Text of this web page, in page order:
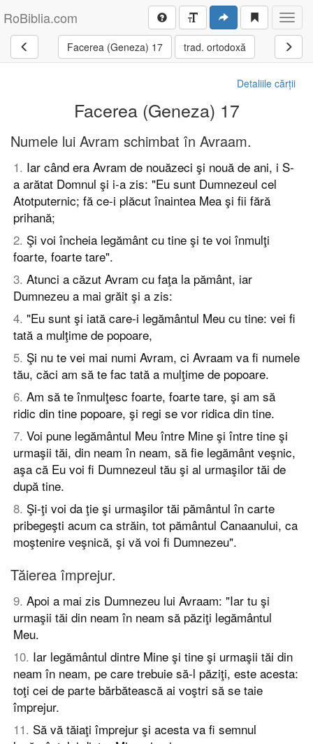
RoBiblia.com
Facerea (Geneza) 17 trad. ortodoxă
Detaliile cărții
Facerea (Geneza) 17
Numele lui Avram schimbat în Avraam.
1. Iar când era Avram de nouăzeci şi nouă de ani, i S-
a arătat Domnul şi i-a zis: "Eu sunt Dumnezeul cel
Atotputernic; fă ce-i plăcut înaintea Mea şi fii fără
prihană;
2. Şi voi încheia legământ cu tine şi te voi înmulţi
foarte, foarte tare".
3. Atunci a căzut Avram cu faţa la pământ, iar
Dumnezeu a mai grăit şi a zis:
4. "Eu sunt şi iată care-i legământul Meu cu tine: vei fi
tată a mulţime de popoare,
5. Şi nu te vei mai numi Avram, ci Avraam va fi numele
tău, căci am să te fac tată a mulţime de popoare.
6. Am să te înmulţesc foarte, foarte tare, şi am să
ridic din tine popoare, şi regi se vor ridica din tine.
7. Voi pune legământul Meu între Mine şi între tine şi
urmaşii tăi, din neam în neam, să fie legământ veşnic,
aşa că Eu voi fi Dumnezeul tău şi al urmaşilor tăi de
după tine.
8. Şi-ţi voi da ţie şi urmaşilor tăi pământul în carte
pribegeşti acum ca străin, tot pământul Canaanului, ca
moştenire veşnică, şi vă voi fi Dumnezeu".
Tăierea împrejur.
9. Apoi a mai zis Dumnezeu lui Avraam: "Iar tu şi
urmaşii tăi din neam în neam să păziţi legământul
Meu.
10. Iar legământul dintre Mine şi tine şi urmaşii tăi din
neam în neam, pe care trebuie să-l păziţi, este acesta:
toţi cei de parte bărbătească ai voştri să se taie
împrejur.
11. Să vă tăiaţi împrejur şi acesta va fi semnul